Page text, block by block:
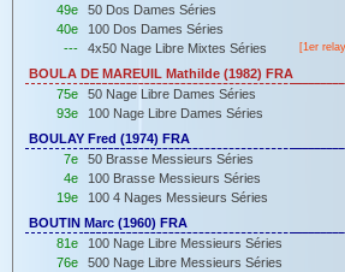
49e
50 Dos Dames Séries
40e
100 Dos Dames Séries
---
4x50 Nage Libre Mixtes Séries [1er
BOULA DE MAREUIL Mathilde (1982) FRA
75e
50 Nage Libre Dames Séries
93e
100 Nage Libre Dames Séries
BOULAY Fred (1974) FRA
7e
50 Brasse Messieurs Séries
4e
100 Brasse Messieurs Séries
19e
100 4 Nages Messieurs Séries
BOUTIN Marc (1960) FRA
81e
100 Nage Libre Messieurs Séries
76e
500 Nage Libre Messieurs Séries